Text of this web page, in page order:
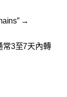
→
常3至7天內轉